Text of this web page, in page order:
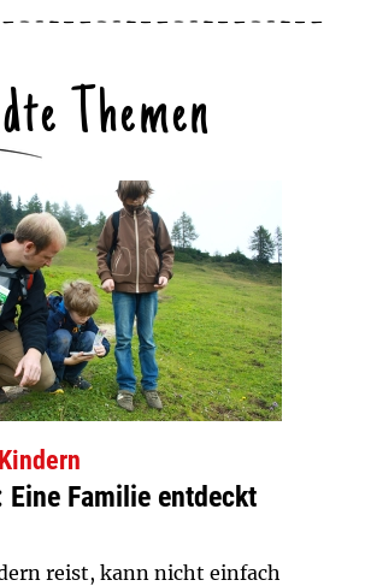
Themen
Eine Familie entdeckt
reist, kann nicht einfach